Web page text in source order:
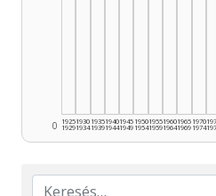
0 1925
1929
1930
1934
1935
1939
1940
1944
1945
1949
1950
1954
1955
1959
1960
1964
1965
1969
1970
1974